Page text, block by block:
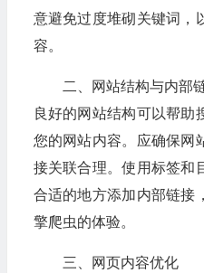
意避免过度堆砌关键词，
容。
二、网站结构与内部
良好的网站结构可以帮助
您的网站内容。应确保网
接关联合理。使用标签和
合适的地方添加内部链接
擎爬虫的体验。
三、网页内容优化